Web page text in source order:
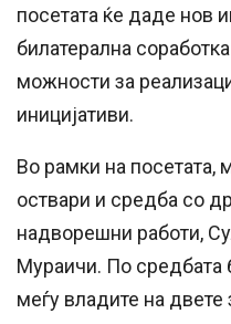
посетата ќе даде нов
билатерална
можности за
иницијативи.
Во рамки на посетата,
оствари и средба со
надворешни работи,
Мураичи. По средбата
меѓу владите на